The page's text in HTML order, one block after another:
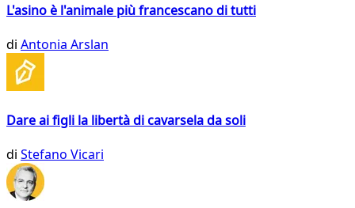
L'asino è l'animale più francescano di tutti
di Antonia Arslan
Dare ai figli la libertà di cavarsela da soli
di Stefano Vicari